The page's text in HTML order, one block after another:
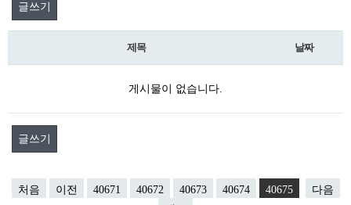
글쓰기
제목 날짜
게시물이 없습니다.
글쓰기
처음 이전 40671 40672 40673 40674 40675
다음